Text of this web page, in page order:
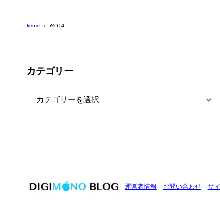
home iSO14
カテゴリー
運営者情報 お問い合わせ サ